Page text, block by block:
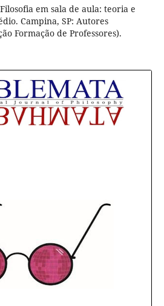
em sala de aula: teoria e
Campina, SP: Autores
Formação de Professores).